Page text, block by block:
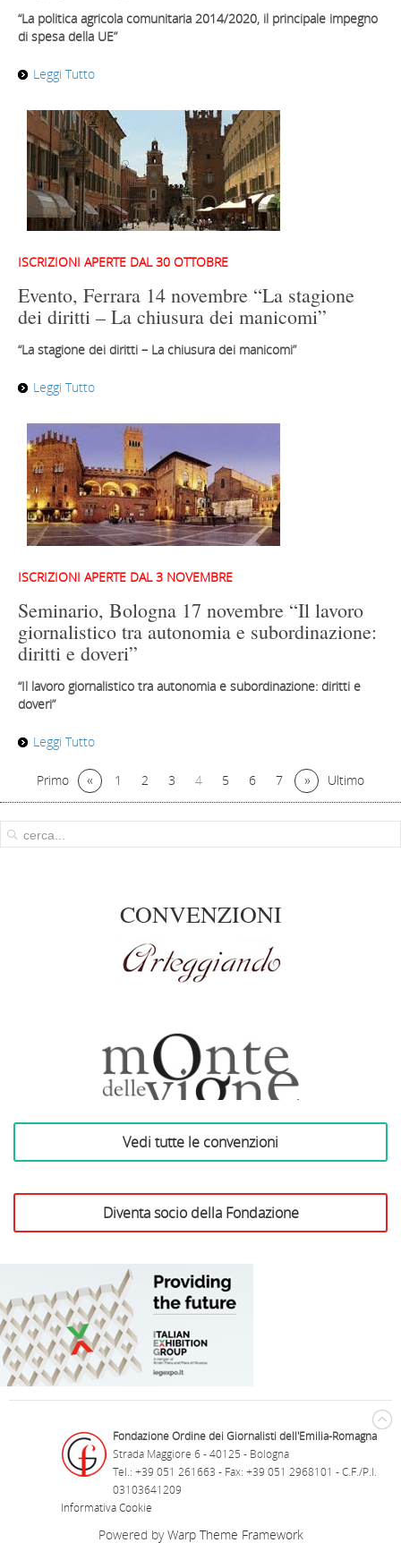
“La politica agricola comunitaria 2014/2020, il principale impegno
di spesa della UE”
Leggi Tutto
ISCRIZIONI APERTE DAL 30 OTTOBRE
Evento, Ferrara 14 novembre “La stagione
dei diritti – La chiusura dei manicomi”
“La stagione dei diritti – La chiusura dei manicomi”
Leggi Tutto
ISCRIZIONI APERTE DAL 3 NOVEMBRE
Seminario, Bologna 17 novembre “Il lavoro
giornalistico tra autonomia e subordinazione:
diritti e doveri”
“Il lavoro giornalistico tra autonomia e subordinazione: diritti e
doveri”
Leggi Tutto
Primo « 1 2 3 4 5 6 7 » Ultimo
CONVENZIONI
Antica Corte Pallavicina
Arteggiando
Azienda Vinicola Monte
delle Vigne
B&B Il Richiamo del Bosco
Bottega Artuso
F.lli Biagini
F.lli La Bufala
Home Cooking
INC Hotels
laFeltrinelli Librerie
Libreria Trame
Profumeria Raggi
Rari Nantes Bologna
Risi Gioielli
Ristorante Due Lune
Teatro Duse
Terme della Salvarola
Vedi tutte le convenzioni
Diventa socio della Fondazione
Fondazione Ordine dei Giornalisti dell'Emilia-Romagna
Strada Maggiore 6 - 40125 - Bologna
Tel.: +39 051 261663 - Fax: +39 051 2968101 - C.F./P.I.
03103641209
Informativa Cookie
Powered byWarp Theme Framework